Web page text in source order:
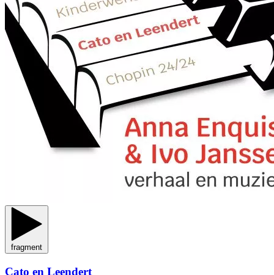
fragment
Cato en Leendert